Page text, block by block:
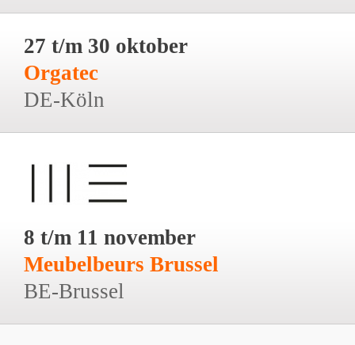
27 t/m 30 oktober
Orgatec
DE-Köln
8 t/m 11 november
Meubelbeurs Brussel
BE-Brussel